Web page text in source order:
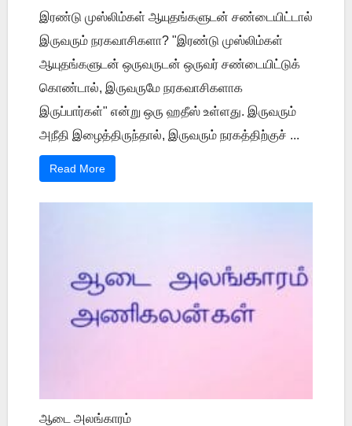
இரண்டு முஸ்லிம்கள் ஆயுதங்களுடன் சண்டையிட்டால்
இருவரும் நரகவாசிகளா? "இரண்டு முஸ்லிம்கள்
ஆயுதங்களுடன் ஒருவருடன் ஒருவர் சண்டையிட்டுக்
கொண்டால், இருவருமே நரகவாசிகளாக
இருப்பார்கள்" என்று ஒரு ஹதீஸ் உள்ளது. இருவரும்
அநீதி இழைத்திருந்தால், இருவரும் நரகத்திற்குச் ...
Read More
ஆடை அலங்காரம்